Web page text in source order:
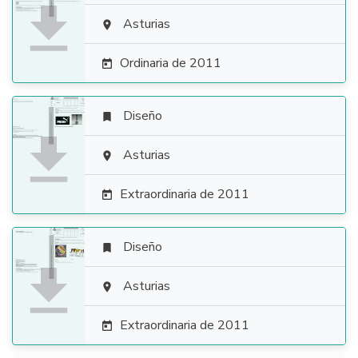
  Asturias
 Ordinaria de 2011

 Diseño
 Asturias
 Extraordinaria de 2011

 Diseño
 Asturias
 Extraordinaria de 2011